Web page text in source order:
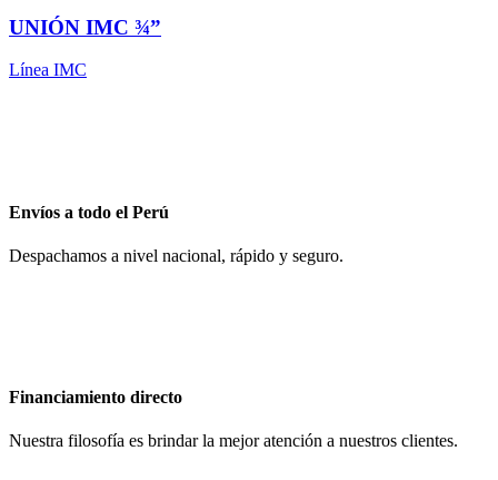
UNIÓN IMC ¾”
Línea IMC
Envíos a todo el Perú
Despachamos a nivel nacional, rápido y seguro.
Financiamiento directo
Nuestra filosofía es brindar la mejor atención a nuestros clientes.